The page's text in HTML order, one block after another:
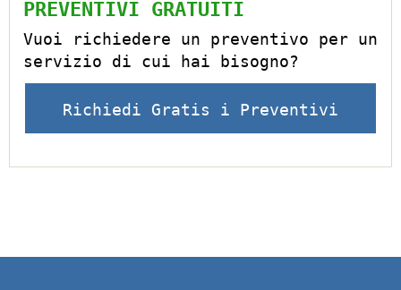
PREVENTIVI GRATUITI
Vuoi richiedere un preventivo per un
servizio di cui hai bisogno?
Richiedi Gratis i Preventivi